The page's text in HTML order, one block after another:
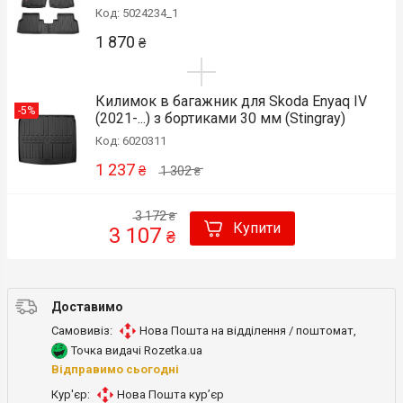
Код: 5024234_1
1 870 ₴
-5%
Килимок в багажник для Skoda Enyaq IV
(2021-...) з бортиками 30 мм (Stingray)
Код: 6020311
1 302₴
1 237 ₴
3 172₴
3 107 ₴ Купити
Доставимо
Самовивіз: Нова Пошта на відділення / поштомат,
Точка видачі Rozetka.ua
Відправимо сьогодні
Кур'єр:
Нова Пошта кур’єр